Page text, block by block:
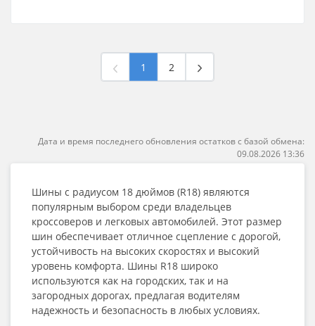
1 2
Дата и время последнего обновления остатков с базой обмена:
09.08.2026 13:36
Шины с радиусом 18 дюймов (R18) являются
популярным выбором среди владельцев
кроссоверов и легковых автомобилей. Этот размер
шин обеспечивает отличное сцепление с дорогой,
устойчивость на высоких скоростях и высокий
уровень комфорта. Шины R18 широко
используются как на городских, так и на
загородных дорогах, предлагая водителям
надежность и безопасность в любых условиях.